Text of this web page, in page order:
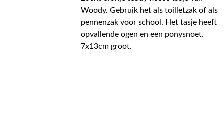
Woody. Gebruik het als toilletzak of als
pennenzak voor school. Het tasje heeft
opvallende ogen en een ponysnoet.
7x13cm groot.